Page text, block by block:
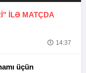
İLƏ MATÇDA
14:37
üçün